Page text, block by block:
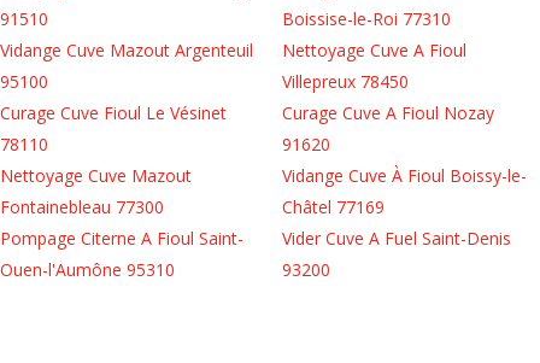
91510
Vidange Cuve Mazout Argenteuil
95100
Curage Cuve Fioul Le Vésinet
78110
Nettoyage Cuve Mazout
Fontainebleau 77300
Pompage Citerne A Fioul Saint-
Ouen-l'Aumône 95310
Boissise-le-Roi 77310
Nettoyage Cuve A Fioul
Villepreux 78450
Curage Cuve A Fioul Nozay
91620
Vidange Cuve À Fioul Boissy-le-
Châtel 77169
Vider Cuve A Fuel Saint-Denis
93200